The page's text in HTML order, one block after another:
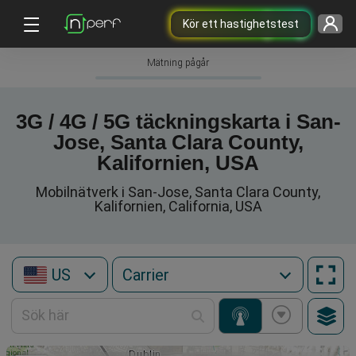
Kör ett hastighetstest
Mätning pågår
3G / 4G / 5G täckningskarta i San-
Jose, Santa Clara County,
Kalifornien, USA
Mobilnätverk i San-Jose, Santa Clara County,
Kalifornien, California, USA
US